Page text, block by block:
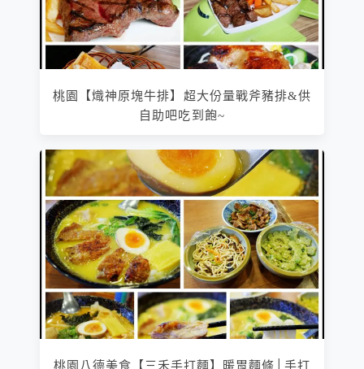
桃園【熾神原塊牛排】超大份量戰斧豬排&供
自助吧吃到飽~
桃園八德美食【三禾手打麵】暖胃麵條│手打